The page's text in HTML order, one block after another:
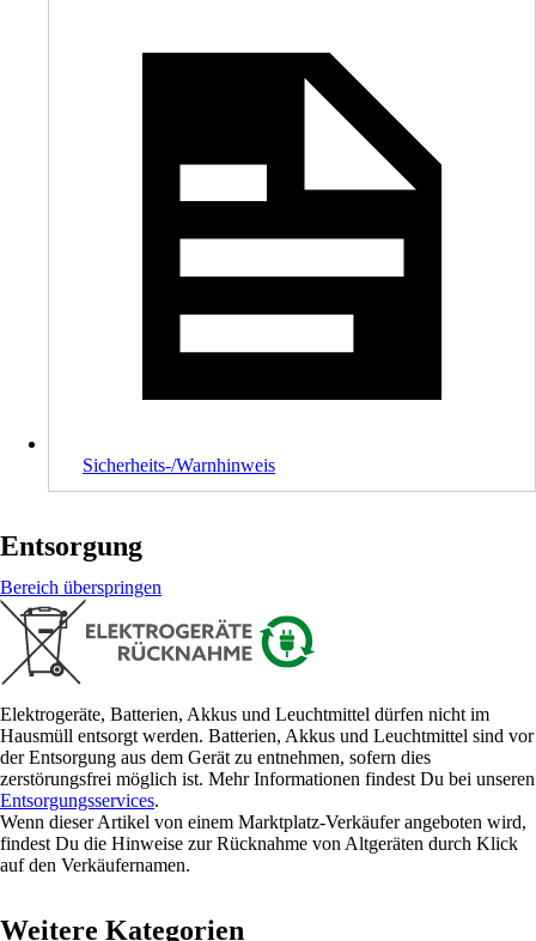
Sicherheits-/Warnhinweis
Entsorgung
Bereich überspringen
Elektrogeräte, Batterien, Akkus und Leuchtmittel dürfen nicht im
Hausmüll entsorgt werden. Batterien, Akkus und Leuchtmittel sind vor
der Entsorgung aus dem Gerät zu entnehmen, sofern dies
zerstörungsfrei möglich ist. Mehr Informationen findest Du bei unseren
Entsorgungsservices.
Wenn dieser Artikel von einem Marktplatz-Verkäufer angeboten wird,
findest Du die Hinweise zur Rücknahme von Altgeräten durch Klick
auf den Verkäufernamen.
Weitere Kategorien